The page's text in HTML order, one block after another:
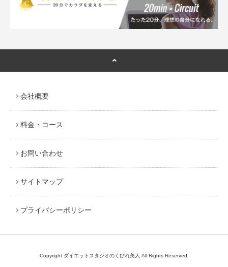
会社概要
料金・コース
お問い合わせ
サイトマップ
プライバシーポリシー
Copyright ダイエットスタジオのくびれ美人 All Rights Reserved.